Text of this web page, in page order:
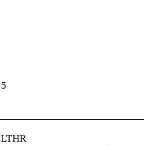
5
LTHR